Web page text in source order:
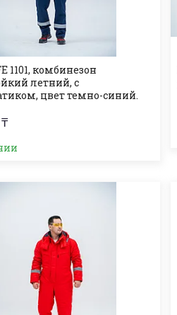
1101, комбинезон
летний, с
цвет темно-синий.